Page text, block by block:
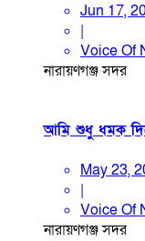
Jun 17,
|
Voice Of
নারায়ণগঞ্জ সদর
আমি শুধু ধমক
May 23,
|
Voice Of
নারায়ণগঞ্জ সদর